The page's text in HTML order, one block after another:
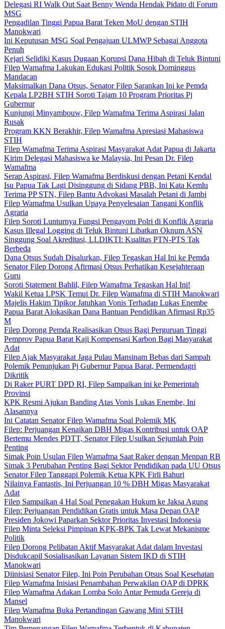
Delegasi RI Walk Out Saat Benny Wenda Hendak Pidato di Forum
MSG
Pengadilan Tinggi Papua Barat Teken MoU dengan STIH
Manokwari
Ini Keputusan MSG Soal Pengajuan ULMWP Sebagai Anggota
Penuh
Kejari Selidiki Kasus Dugaan Korupsi Dana Hibah di Teluk Bintuni
Filep Wamafma Lakukan Edukasi Politik Sosok Dominggus
Mandacan
Maksimalkan Dana Otsus, Senator Filep Sarankan Ini ke Pemda
Kepala LP2BH STIH Soroti Tajam 10 Program Prioritas Pj
Gubernur
Kunjungi Minyambouw, Filep Wamafma Terima Aspirasi Jalan
Rusak
Program KKN Berakhir, Filep Wamafma Apresiasi Mahasiswa
STIH
Filep Wamafma Terima Aspirasi Masyarakat Adat Papua di Jakarta
Kirim Delegasi Mahasiswa ke Malaysia, Ini Pesan Dr. Filep
Wamafma
Serap Aspirasi, Filep Wamafma Berdiskusi dengan Petani Kendal
Isu Papua Tak Lagi Disinggung di Sidang PBB, Ini Kata Kemlu
Terima PP STN, Filep Bantu Advokasi Masalah Petani di Jambi
Filep Wamafma Usulkan Upaya Penyelesaian Tangani Konflik
Agraria
Filep Soroti Lunturnya Fungsi Pengayom Polri di Konflik Agraria
Kasus Illegal Logging di Teluk Bintuni Libatkan Oknum ASN
Singgung Soal Akreditasi, LLDIKTI: Kualitas PTN-PTS Tak
Berbeda
Dana Otsus Sudah Disalurkan, Filep Tegaskan Hal Ini ke Pemda
Senator Filep Dorong Afirmasi Otsus Perhatikan Kesejahteraan
Guru
Soroti Statement Bahlil, Filep Wamafma Tegaskan Hal Ini!
Wakil Ketua LPSK Temui Dr. Filep Wamafma di STIH Manokwari
Majelis Hakim Tipikor Jatuhkan Vonis Terhadap Lukas Enembe
Papua Barat Alokasikan Dana Bantuan Pendidikan Afirmasi Rp35
M
Filep Dorong Pemda Realisasikan Otsus Bagi Perguruan Tinggi
Pemprov Papua Barat Kaji Kompensasi Karbon Bagi Masyarakat
Adat
Filep Ajak Masyarakat Jaga Pulau Mansinam Bebas dari Sampah
Polemik Penunjukan Pj Gubernur Papua Barat, Permendagri
Dikritik
Di Raker PURT DPD RI, Filep Sampaikan ini ke Pemerintah
Provinsi
KPK Resmi Ajukan Banding Atas Vonis Lukas Enembe, Ini
Alasannya
Ini Catatan Senator Filep Wamafma Soal Polemik MK
Filep: Perjuangan Kenaikan DBH Migas Kontribusi untuk OAP
Bertemu Mendes PDTT, Senator Filep Usulkan Sejumlah Poin
Penting
Simak Poin Usulan Filep Wamafma Saat Raker dengan Menpan RB
Simak 3 Perubahan Penting Bagi Sektor Pendidikan pada UU Otsus
Senator Filep Tanggapi Polemik Ketua KPK Firli Bahuri
Nilainya Fantastis, Ini Perjuangan 10 % DBH Migas Masyarakat
Adat
Filep Sampaikan 4 Hal Soal Penegakan Hukum ke Jaksa Agung
Filep: Perjuangan Pendidikan Gratis untuk Masa Depan OAP
Presiden Jokowi Paparkan Sektor Prioritas Investasi Indonesia
Filep Minta Seleksi Pimpinan KPK-BPK Tak Lewat Mekanisme
Politik
Filep Dorong Pelibatan Aktif Masyarakat Adat dalam Investasi
Disdukcapil Sosialisasikan Layanan Sistem IKD di STIH
Manokwari
Diinisiasi Senator Filep, Ini Poin Perubahan Otsus Soal Kesehatan
Filep Wamafma Inisiasi Penambahan Perwakilan OAP di DPRK
Filep Wamafma Adakan Lomba Solo Antar Pemuda Gereja di
Mansel
Filep Wamafma Buka Pertandingan Gawang Mini STIH
Manokwari